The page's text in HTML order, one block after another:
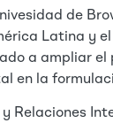
de
Latina y
a ampliar
en la
Relaciones